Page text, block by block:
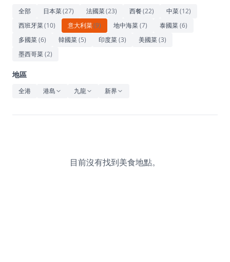
藝術文化
休閒
音樂
全部 日本菜(27) 法國菜(23) 西餐(22) 中菜(12)
西班牙菜(10) 意大利菜(9) 地中海菜(7) 泰國菜(6)
多國菜(6) 韓國菜(5) 印度菜(3) 美國菜(3)
墨西哥菜(2)
地區
全港 港島 九龍 新界
目前沒有找到美食地點。